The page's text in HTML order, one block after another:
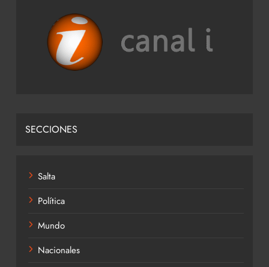
SECCIONES
Salta
Política
Mundo
Nacionales